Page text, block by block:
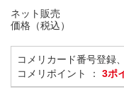
ネット販売
価格（税込）
コメリカード番号登録
コメリポイント ： 3ポ